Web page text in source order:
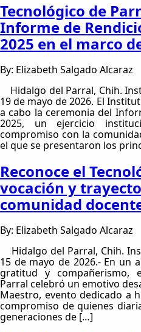
Tecnológico de
Informe de
2025 en el marco
By: Elizabeth Salgado Alcaraz
Hidalgo del Parral, Chih.
19 de mayo de 2026. El
a cabo la ceremonia del
2025, un ejercicio
compromiso con la
el que se presentaron los
Reconoce el
vocación y
comunidad
By: Elizabeth Salgado Alcaraz
Hidalgo del Parral, Chih.
15 de mayo de 2026.- En un
gratitud y compañerismo,
Parral celebró un emotivo
Maestro, evento dedicado a
compromiso de quienes
generaciones de […]